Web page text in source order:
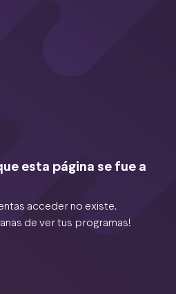
esta página se fue a
acceder no existe.
de ver tus programas!